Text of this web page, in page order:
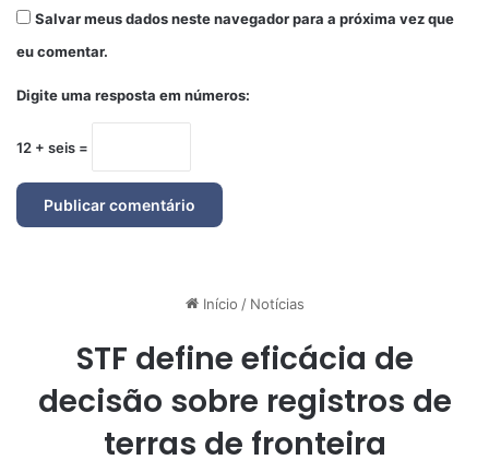
Salvar meus dados neste navegador para a próxima vez que
eu comentar.
Digite uma resposta em números:
12 + seis =